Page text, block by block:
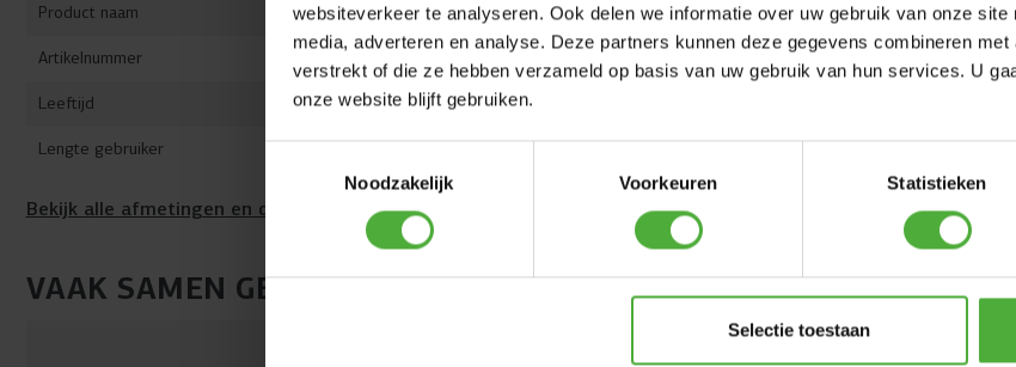
websiteverkeer te analyseren. Ook delen we informatie over uw gebruik van onze
media, adverteren en analyse. Deze partners kunnen deze gegevens combineren
verstrekt of die ze hebben verzameld op basis van uw gebruik van hun services. U
onze website blijft gebruiken.
Noodzakelijk
Voorkeuren Statistieken
Selectie toestaan
Product naam Jeep® Revolution pedal go-kart XXL BFR
Artikelnummer 07.16.06.00
Leeftijd 5+ jaar
Lengte gebruiker
Bekijk alle afmetingen en details
VAAK SAMEN GEKOCHT MET